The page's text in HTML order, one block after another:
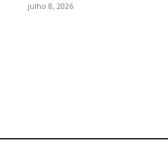
julho 8, 2026